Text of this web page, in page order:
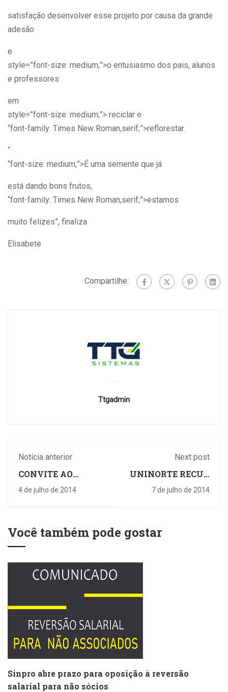
satisfação desenvolver esse projeto por causa da grande
adesão
e
style=”font-size: medium;”>o entusiasmo dos pais, alunos
e professores
em
style=”font-size: medium;”> reciclar e
“font-family: Times New Roman,serif;”>reflorestar.
“
“font-size: medium;”>É uma semente que já
está dando bons frutos,
“font-family: Times New Roman,serif;”>estamos
muito felizes”, finaliza
Elisabete
Compartilhe:
Ttgadmin
Notícia anterior
CONVITE AO
SINPRO 20 ANOS
4 de julho de 2014
Next post
UNINORTE RECUA
EM MASSA
7 de julho de 2014
Você também pode gostar
Sinpro abre prazo para oposição à reversão
salarial para não sócios